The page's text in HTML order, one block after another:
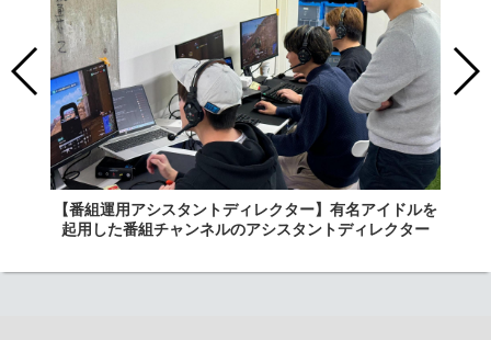
【番組運用アシスタントディレクター】有名アイドルを
起用した番組チャンネルのアシスタントディレクター